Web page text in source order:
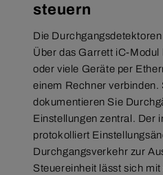
steuern
Die
Über das Garrett iC-Modul
oder viele Geräte per
einem Rechner verbinden.
dokumentieren Sie
Einstellungen zentral. Der
protokolliert
Durchgangsverkehr zur
Steuereinheit lässt sich